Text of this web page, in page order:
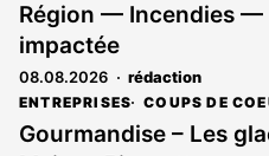
Région — Incendies —
impactée
08.08.2026 rédaction
ENTREPRISES COUPS DE
Gourmandise – Les